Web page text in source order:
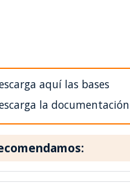
aquí las bases
la documentación